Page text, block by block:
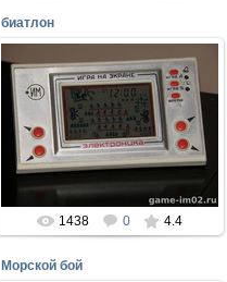
биатлон
27.03.2017
Редкая игра БИАТЛОН
perepelin
1438 0 4.4
Морской бой